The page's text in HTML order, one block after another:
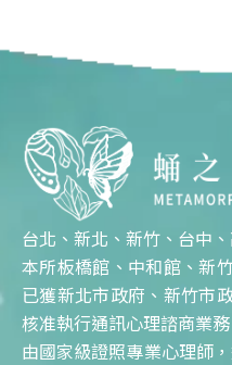
台北、新北、新竹、台中
本所板橋館、中和館、新
已獲新北市政府、新竹市
核准執行通訊心理諮商業務
由國家級證照專業心理師